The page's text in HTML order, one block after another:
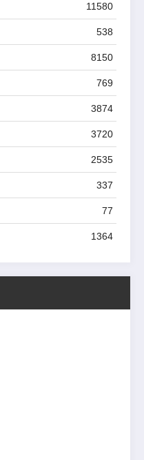
11580
538
8150
769
3874
3720
2535
337
77
1364